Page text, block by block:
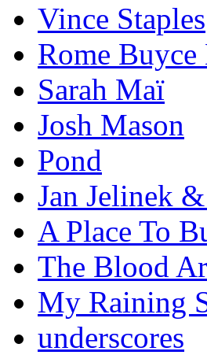
Vince Staples
Rome
Sarah Maï
Josh Mason
Pond
Jan Jelinek
A Place To
The Blood
My Raining
underscores